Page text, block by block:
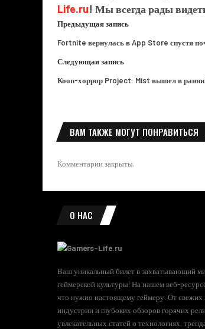
Life.ru! Мы всегда рады
Предыдущая запись
Fortnite вернулась в App Store спустя
Следующая запись
Кооп-хоррор Project: Mist вышел в
ВАМ ТАКЖЕ МОГУТ ПОНРАВИТЬСЯ
Комментарии закрыты.
О НАС
Ваш уникальный билет в захватывающий
геймерской культуры! На нашем веб-
что нужно настоящему геймеру. От свежих
индустрии и глубоких обзоров горячих
увлекательных статей о технологиях,